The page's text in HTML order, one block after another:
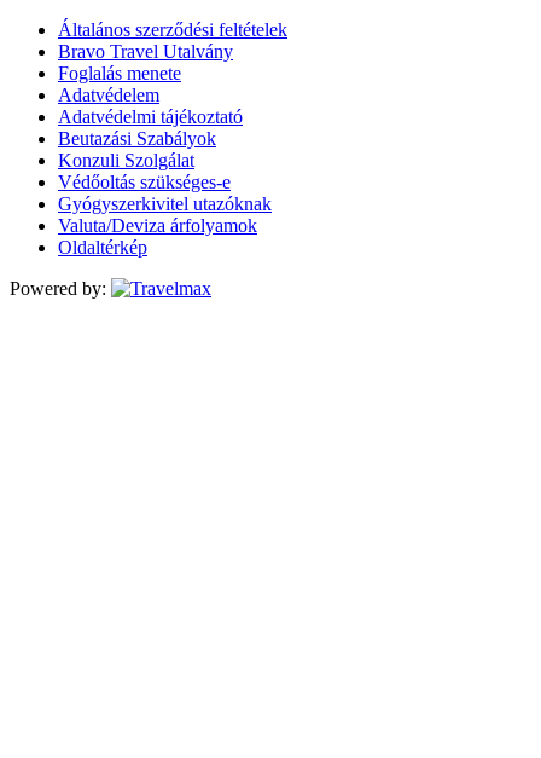
Általános szerződési feltételek
Bravo Travel Utalvány
Foglalás menete
Adatvédelem
Adatvédelmi tájékoztató
Beutazási Szabályok
Konzuli Szolgálat
Védőoltás szükséges-e
Gyógyszerkivitel utazóknak
Valuta/Deviza árfolyamok
Oldaltérkép
Powered by: